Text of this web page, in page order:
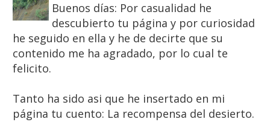
Buenos días: Por casualidad he
descubierto tu página y por curiosidad
he seguido en ella y he de decirte que su
contenido me ha agradado, por lo cual te
felicito.
Tanto ha sido asi que he insertado en mi
página tu cuento: La recompensa del desierto.